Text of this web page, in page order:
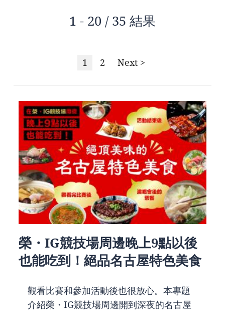
1 - 20 / 35 結果
1 2 Next >
榮・IG競技場周邊晚上9點以後
也能吃到！絕品名古屋特色美食
觀看比賽和參加活動後也很放心。本專題
介紹榮・IG競技場周邊開到深夜的名古屋